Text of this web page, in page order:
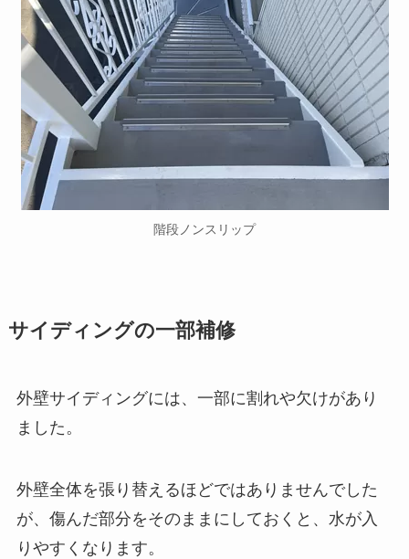
階段ノンスリップ
サイディングの一部補修
外壁サイディングには、一部に割れや欠けがあり
ました。
外壁全体を張り替えるほどではありませんでした
が、傷んだ部分をそのままにしておくと、水が入
りやすくなります。